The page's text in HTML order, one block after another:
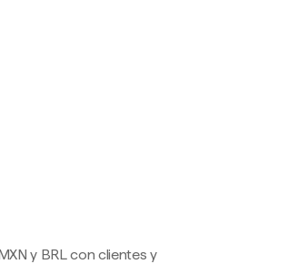
y BRL con clientes y